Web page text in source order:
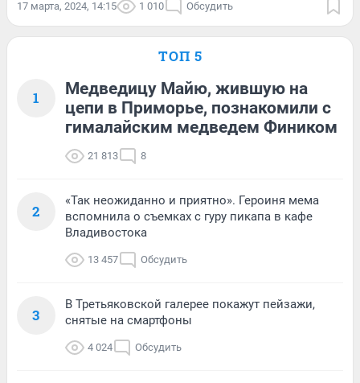
17 марта, 2024, 14:15 1 010 Обсудить
ТОП 5
1
Медведицу Майю, жившую на
цепи в Приморье, познакомили с
гималайским медведем Фиником
21 813 8
2
«Так неожиданно и приятно». Героиня мема
вспомнила о съемках с гуру пикапа в кафе
Владивостока
13 457 Обсудить
3
В Третьяковской галерее покажут пейзажи,
снятые на смартфоны
4 024 Обсудить